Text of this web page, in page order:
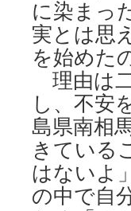
に染まっ
実とは思
を始めた
理由は
し、不安
島県南相
きている
はないよ
の中で自